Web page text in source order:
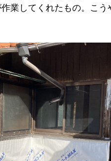
業してくれたもの。こう